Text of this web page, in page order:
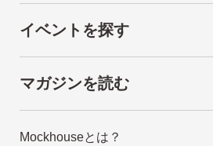
イベントを探す
マガジンを読む
Mockhouseとは？